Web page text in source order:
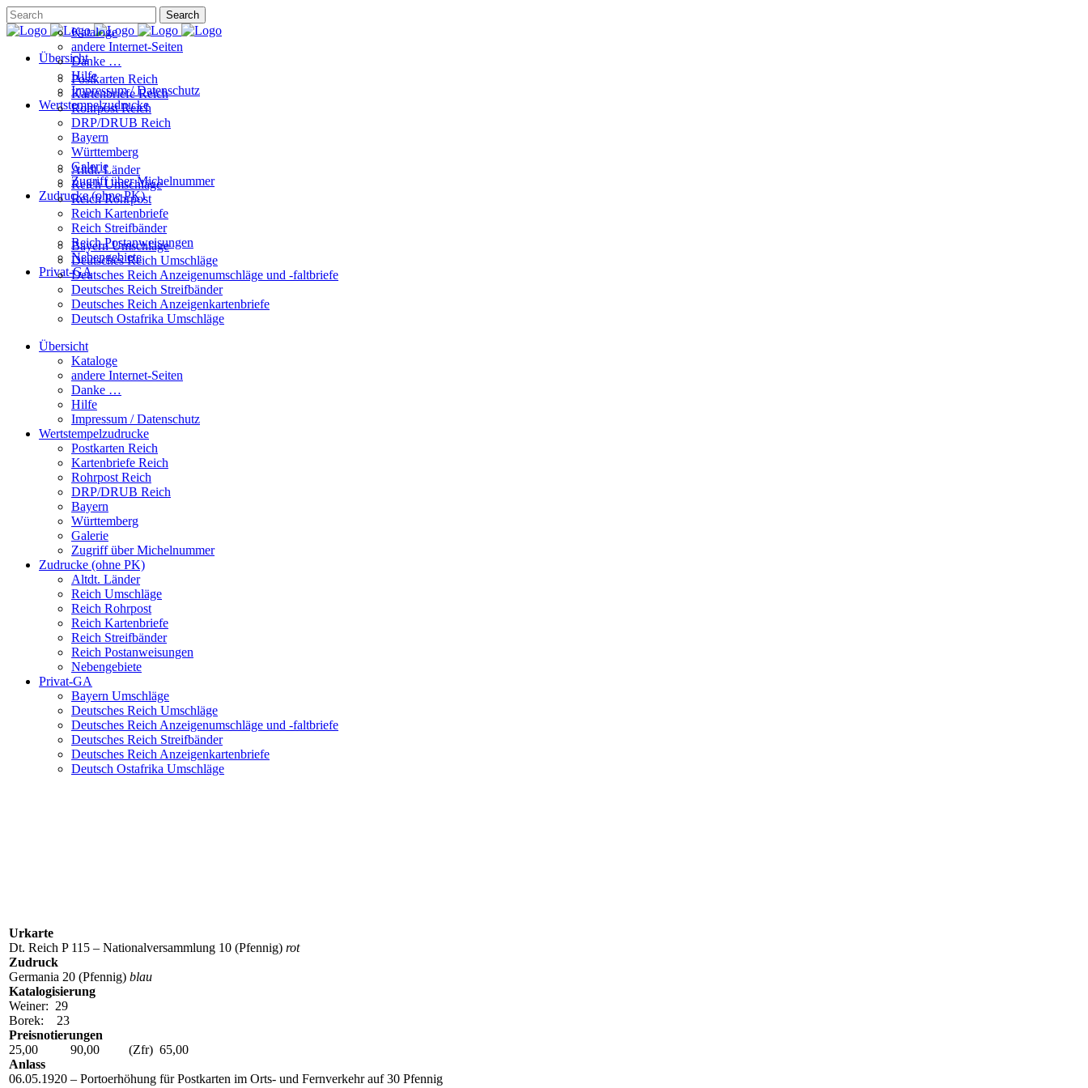
Übersicht
Kataloge
andere Internet-Seiten
Danke …
Hilfe
Impressum / Datenschutz
Wertstempelzudrucke
Postkarten Reich
Kartenbriefe Reich
Rohrpost Reich
DRP/DRUB Reich
Bayern
Württemberg
Galerie
Zugriff über Michelnummer
Zudrucke (ohne PK)
Altdt. Länder
Reich Umschläge
Reich Rohrpost
Reich Kartenbriefe
Reich Streifbänder
Reich Postanweisungen
Nebengebiete
Privat-GA
Bayern Umschläge
Deutsches Reich Umschläge
Deutsches Reich Anzeigenumschläge und -faltbriefe
Deutsches Reich Streifbänder
Deutsches Reich Anzeigenkartenbriefe
Deutsch Ostafrika Umschläge
Übersicht
Kataloge
andere Internet-Seiten
Danke …
Hilfe
Impressum / Datenschutz
Wertstempelzudrucke
Postkarten Reich
Kartenbriefe Reich
Rohrpost Reich
DRP/DRUB Reich
Bayern
Württemberg
Galerie
Zugriff über Michelnummer
Zudrucke (ohne PK)
Altdt. Länder
Reich Umschläge
Reich Rohrpost
Reich Kartenbriefe
Reich Streifbänder
Reich Postanweisungen
Nebengebiete
Privat-GA
Bayern Umschläge
Deutsches Reich Umschläge
Deutsches Reich Anzeigenumschläge und -faltbriefe
Deutsches Reich Streifbänder
Deutsches Reich Anzeigenkartenbriefe
Deutsch Ostafrika Umschläge
P 115 Z 2 (PZP 33)
Urkarte
Dt. Reich P 115 – Nationalversammlung 10 (Pfennig) rot
Zudruck
Germania 20 (Pfennig) blau
Katalogisierung
Weiner: 29
Borek: 23
Preisnotierungen
25,00 90,00 (Zfr) 65,00
Anlass
06.05.1920 – Portoerhöhung für Postkarten im Orts- und Fernverkehr auf 30 Pfennig